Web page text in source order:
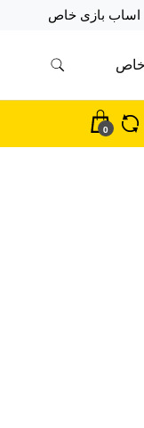
اساب بازی خاص
خاص
0